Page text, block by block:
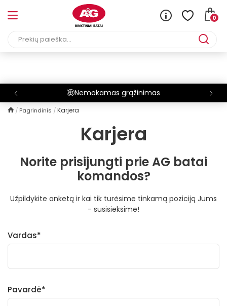
0
Nemokamas grąžinimas
Pagrindinis Karjera
Karjera
Norite prisijungti prie AG batai
komandos?
Užpildykite anketą ir kai tik turėsime tinkamą poziciją Jums
- susisieksime!
Vardas*
Pavardė*